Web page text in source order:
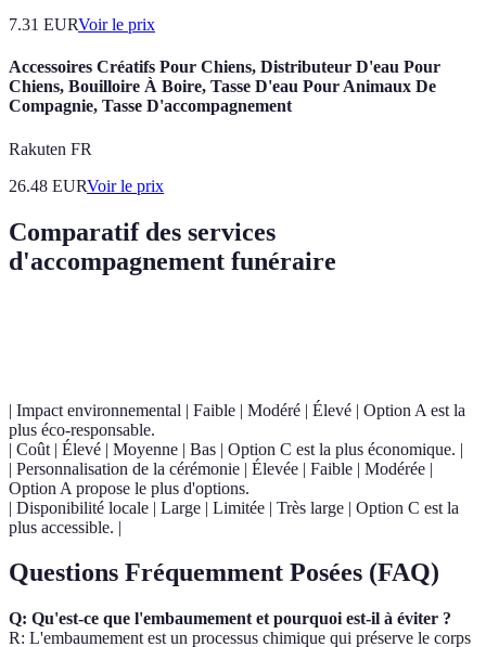
7.31 EURVoir le prix
Accessoires Créatifs Pour Chiens, Distributeur D'eau Pour
Chiens, Bouilloire À Boire, Tasse D'eau Pour Animaux De
Compagnie, Tasse D'accompagnement
Rakuten FR
26.48 EURVoir le prix
Comparatif des services
d'accompagnement funéraire
| Impact environnemental | Faible | Modéré | Élevé | Option A est la
plus éco-responsable.
| Coût | Élevé | Moyenne | Bas | Option C est la plus économique. |
| Personnalisation de la cérémonie | Élevée | Faible | Modérée |
Option A propose le plus d'options.
| Disponibilité locale | Large | Limitée | Très large | Option C est la
plus accessible. |
Questions Fréquemment Posées (FAQ)
Q: Qu'est-ce que l'embaumement et pourquoi est-il à éviter ?
R: L'embaumement est un processus chimique qui préserve le corps